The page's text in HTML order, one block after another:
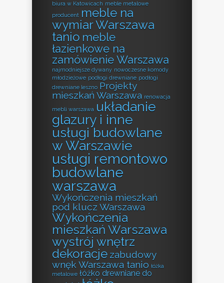
biura w Katowicach meble metalowe
producent meble na
wymiar Warszawa
tanio meble
łazienkowe na
zamówienie Warszawa
najmodniejsze dywany nowoczesne komody
młodzieżowe podłogi drewniane podłogi
drewniane leszno Projekty
mieszkań Warszawa renowacja
mebli warszawa układanie
glazury i inne
usługi budowlane
w Warszawie
usługi remontowo
budowlane
warszawa
Wykończenia mieszkań
pod klucz Warszawa
Wykończenia
mieszkań Warszawa
wystrój wnętrz
dekoracje zabudowy
wnęk Warszawa tanio łóżka
metalowe łóżko drewniane do